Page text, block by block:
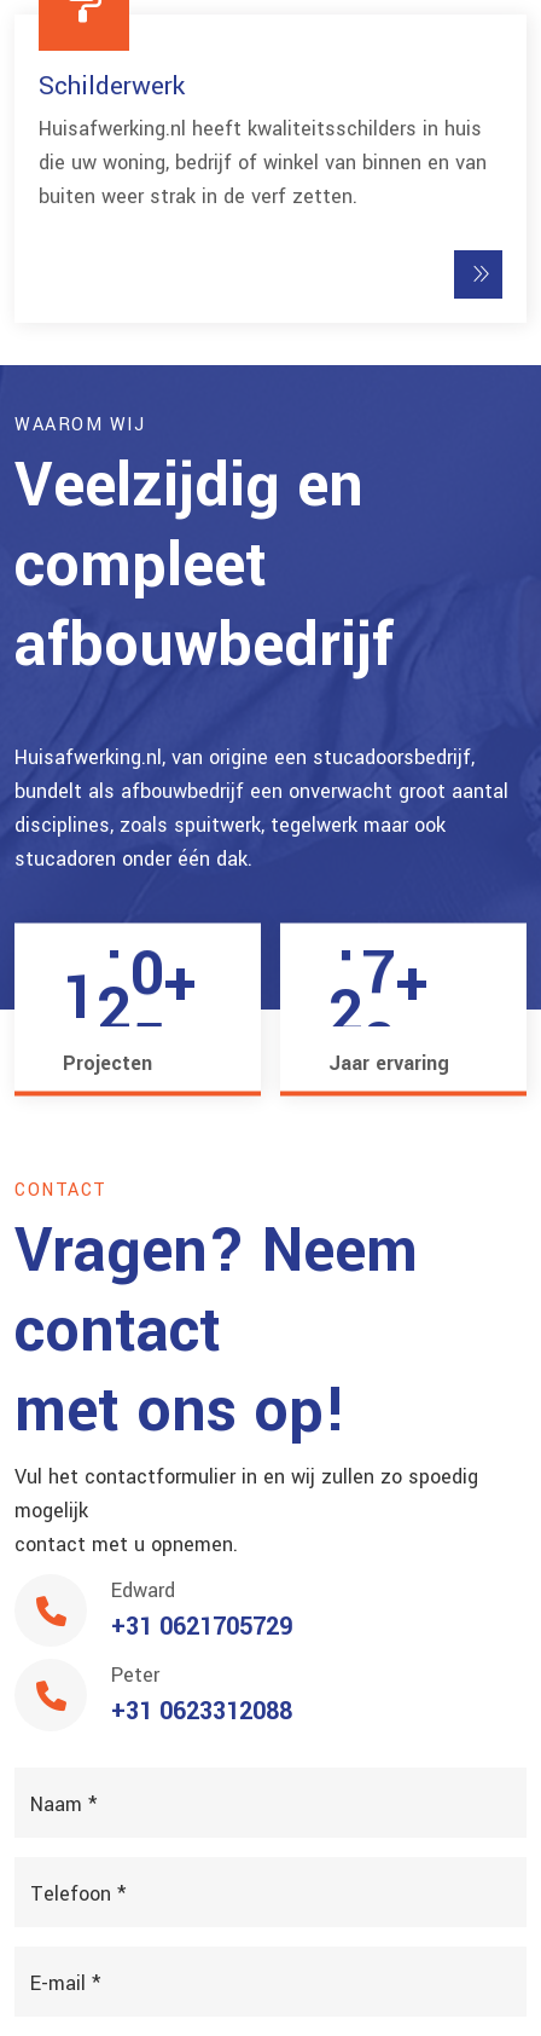
Schilderwerk
Huisafwerking.nl heeft kwaliteitsschilders in huis
die uw woning, bedrijf of winkel van binnen en van
buiten weer strak in de verf zetten.
WAAROM WIJ
Veelzijdig en
compleet
afbouwbedrijf
Huisafwerking.nl, van origine een stucadoorsbedrijf,
bundelt als afbouwbedrijf een onverwacht groot aantal
disciplines, zoals spuitwerk, tegelwerk maar ook
stucadoren onder één dak.
0
1
1
2
3
5
6
7
8
9
0
1
2
3
4
0
5
0
5
0
5
0
5
0
5
0
5
+
Projecten
0
1
2
8
9
2
5
6
7
8
9
0
1
+
Jaar ervaring
CONTACT
Vragen? Neem
contact
met ons op!
Vul het contactformulier in en wij zullen zo spoedig
mogelijk
contact met u opnemen.
Edward
+31 0621705729
Peter
+31 0623312088
Naam *
Telefoon *
E-mail *